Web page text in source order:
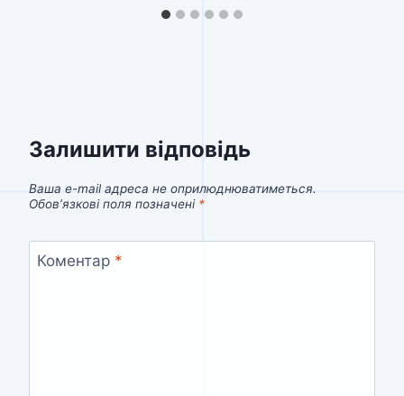
Залишити відповідь
Ваша e-mail адреса не оприлюднюватиметься.
Обов’язкові поля позначені *
Коментар *